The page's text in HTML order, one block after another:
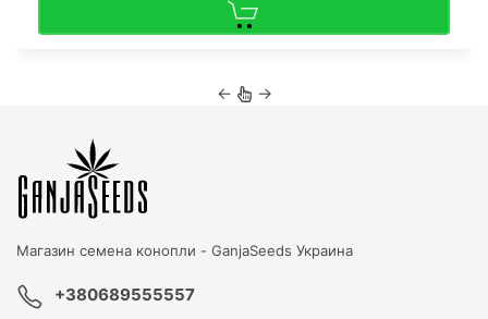
← →
Магазин семена конопли - GanjaSeeds Украина
+380689555557